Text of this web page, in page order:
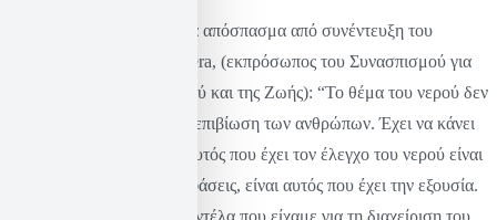
Κλείνοντας, παραθέτω ένα απόσπασμα από συνέντευξη του
εμβληματικού Oscar Olivera, (εκπρόσωπος του Συνασπισμού για
την Υπεράσπιση του Νερού και της Ζωής): “Το θέμα του νερού δεν
έχει να κάνει μόνο με την επιβίωση των ανθρώπων. Έχει να κάνει
με την ίδια την εξουσία. Αυτός που έχει τον έλεγχο του νερού είναι
αυτός που παίρνει τις αποφάσεις, είναι αυτός που έχει την εξουσία.
Μέχρι τώρα και τα δύο μοντέλα που είχαμε για τη διαχείριση του